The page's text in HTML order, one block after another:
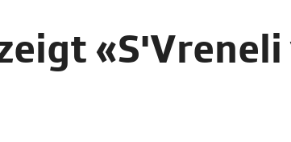
zeigt